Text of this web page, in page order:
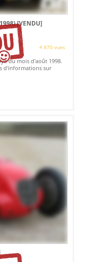
[VENDU]
4 870 vues
du mois d'août 1998.
d'informations sur